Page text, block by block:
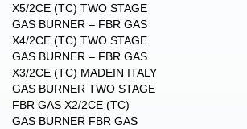
X5/2CE (TC) TWO STAGE
GAS BURNER – FBR GAS
X4/2CE (TC) TWO STAGE
GAS BURNER – FBR GAS
X3/2CE (TC) MADEIN ITALY
GAS BURNER TWO STAGE
FBR GAS X2/2CE (TC)
GAS BURNER FBR GAS